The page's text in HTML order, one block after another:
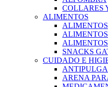
COLLARES
ALIMENTOS
ALIMENTOS
SNACKS
CUIDADO E
ARENA